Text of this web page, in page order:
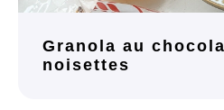
Granola au
noisettes